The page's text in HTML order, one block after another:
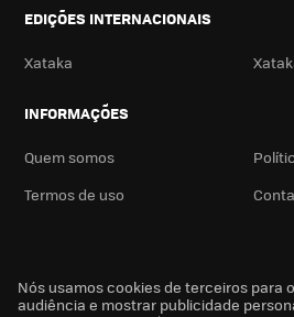
EDIÇÕES INTERNACIONAIS
Xataka
INFORMAÇÕES
Quem somos
Termos de uso
Nós usamos cookies de terceiros para
audiência e mostrar publicidade